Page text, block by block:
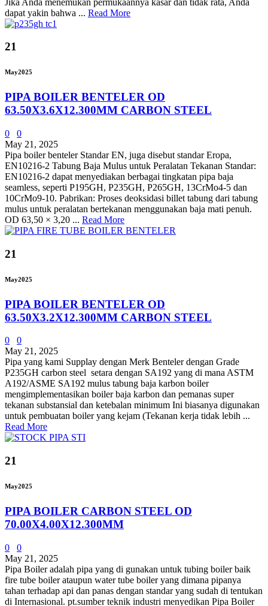
dapat yakin bahwa ... Read More
21
May2025
PIPA BOILER BENTELER OD
63.50X3.6X12.300MM CARBON STEEL
0
0
May 21, 2025
Pipa boiler benteler Standar EN, juga disebut standar Eropa,
EN10216-2 Tabung Baja Mulus untuk Peralatan Tekanan Standar:
EN10216-2 dapat menyediakan berbagai tingkatan pipa baja
seamless, seperti P195GH, P235GH, P265GH, 13CrMo4-5 dan
10CrMo9-10. Pabrikan: Proses deoksidasi billet tabung dari tabung
mulus untuk peralatan bertekanan menggunakan baja mati penuh.
OD 63,50 × 3,20 ... Read More
21
May2025
PIPA BOILER BENTELER OD
63.50X3.2X12.300MM CARBON STEEL
0
0
May 21, 2025
Pipa yang kami Supplay dengan Merk Benteler dengan Grade
P235GH carbon steel setara dengan SA192 yang di mana ASTM
A192/ASME SA192 mulus tabung baja karbon boiler
mengimplementasikan boiler baja karbon dan pemanas super
tekanan substansial dan ketebalan minimum Ini biasanya digunakan
untuk pembuatan boiler yang kejam (Tekanan kerja tidak lebih ...
Read More
21
May2025
PIPA BOILER CARBON STEEL OD
70.00X4.00X12.300MM
0
0
May 21, 2025
Pipa Boiler adalah pipa yang di gunakan untuk tubing boiler baik
fire tube boiler ataupun water tube boiler yang dimana pipanya
tahan terhadap api dan panas dengan standar yang sudah di tentukan
di Internasional. pt.sumber teknik industri menyedikan Pipa Boiler